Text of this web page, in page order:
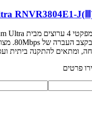
RNVR3804E1-
פרטים